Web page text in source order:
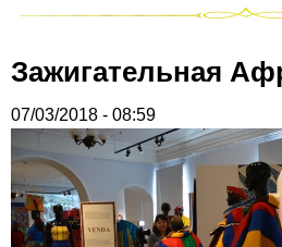
Зажигательная
07/03/2018 - 08:59